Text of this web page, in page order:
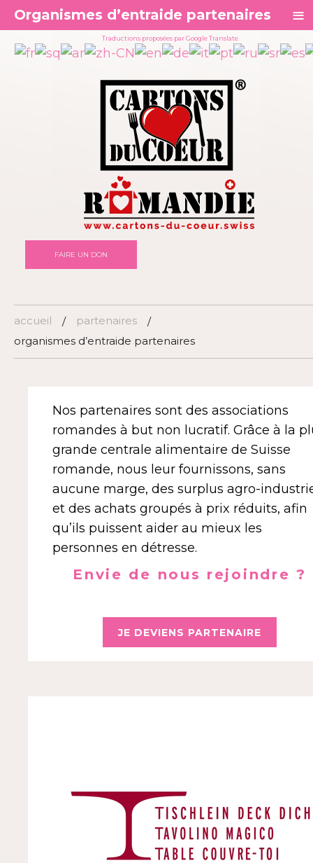
Traductions proposées par Google Translate
FAIRE UN DON
accueil / partenaires
/
organismes d’entraide partenaires
Nos partenaires sont des associations
romandes à but non lucratif. Grâce à la
grande centrale alimentaire de Suisse
romande, nous leur fournissons, sans
aucune marge, des surplus agro-
et des achats groupés à prix réduits, afin
qu’ils puissent aider au mieux les
personnes en détresse.
Envie de nous rejoindre ?
JE DEVIENS PARTENAIRE
Organismes d’entraide partenaires ≡